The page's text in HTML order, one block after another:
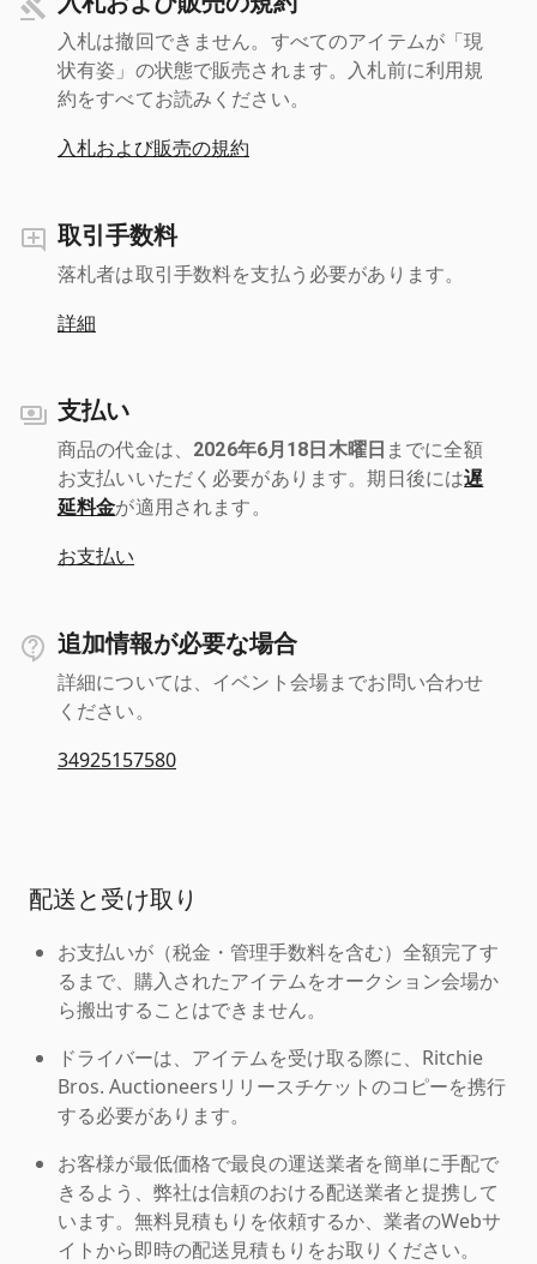
入札は撤回できません。すべてのアイテムが「現
状有姿」の状態で販売されます。入札前に利用規
約をすべてお読みください。
入札および販売の規約
取引手数料
落札者は取引手数料を支払う必要があります。
詳細
支払い
商品の代金は、 2026年6月18日木曜日 までに全額
お支払いいただく必要があります。期日後には遅
延料金が適用されます。
お支払い
追加情報が必要な場合
詳細については、イベント会場までお問い合わせ
ください。
34925157580
配送と受け取り
お支払いが（税金・管理手数料を含む）全額完了す
るまで、購入されたアイテムをオークション会場か
ら搬出することはできません。
ドライバーは、アイテムを受け取る際に、Ritchie
Bros. Auctioneersリリースチケットのコピーを携行
する必要があります。
お客様が最低価格で最良の運送業者を簡単に手配で
きるよう、弊社は信頼のおける配送業者と提携して
います。無料見積もりを依頼するか、業者のWebサ
イトから即時の配送見積もりをお取りください。